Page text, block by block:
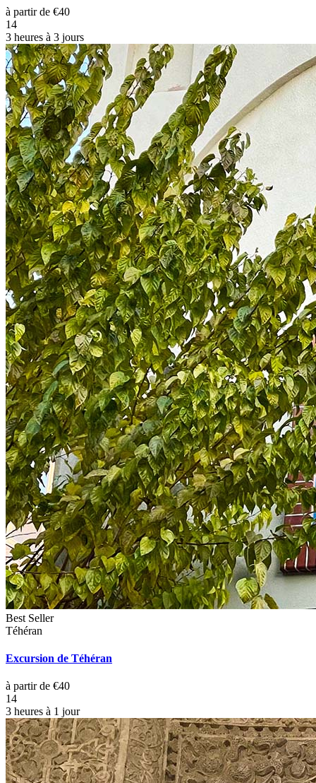
à partir de €40
14
3 heures à 3 jours
Best Seller
Téhéran
Excursion de Téhéran
à partir de €40
14
3 heures à 1 jour